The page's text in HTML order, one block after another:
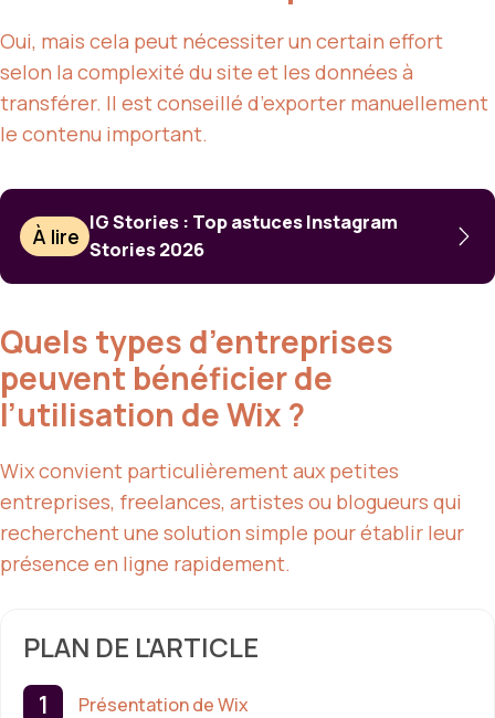
Oui, mais cela peut nécessiter un certain effort
selon la complexité du site et les données à
transférer. Il est conseillé d’exporter manuellement
le contenu important.
À lire
IG Stories : Top astuces Instagram
Stories 2026
Quels types d’entreprises
peuvent bénéficier de
l’utilisation de Wix ?
Wix convient particulièrement aux petites
entreprises, freelances, artistes ou blogueurs qui
recherchent une solution simple pour établir leur
présence en ligne rapidement.
PLAN DE L'ARTICLE
Présentation de Wix